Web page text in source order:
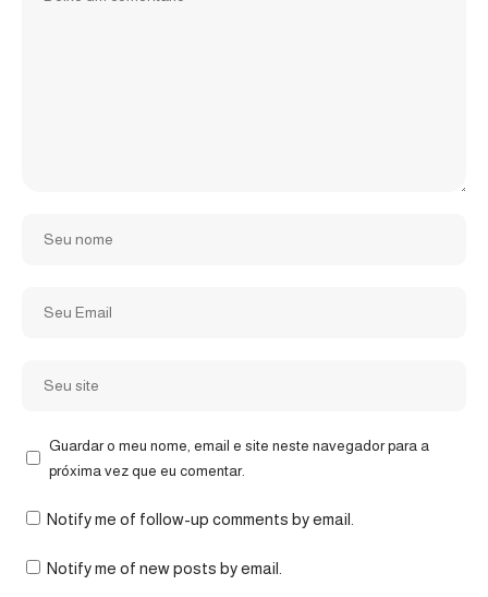
Guardar o meu nome, email e site neste navegador para a
próxima vez que eu comentar.
Notify me of follow-up comments by email.
Notify me of new posts by email.